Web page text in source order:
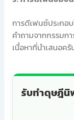
การดีเฟนซ์ประกอ
คำถามจากกรรมก
เนื้อหาที่นำเสนอค
รับทำดุษฎีนิ